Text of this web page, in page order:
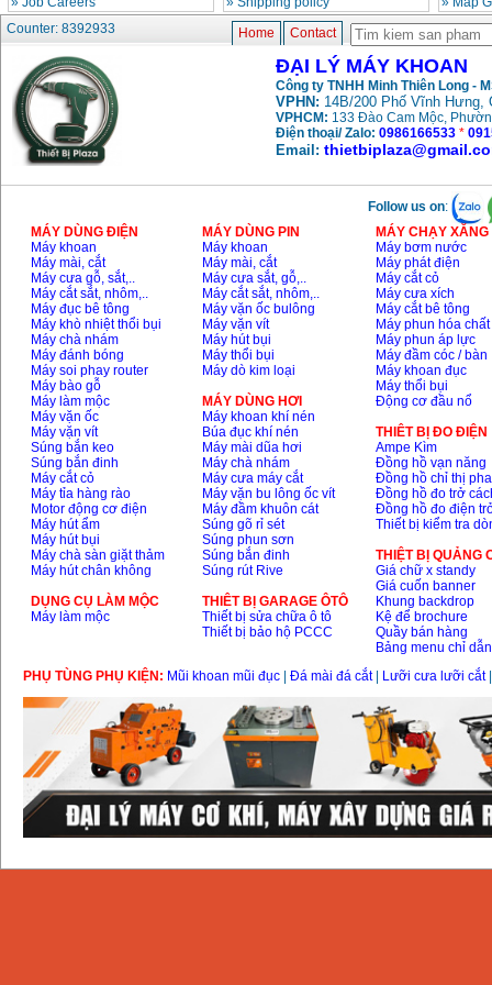
May khoan bua
Makita HP1630
May khoan Bosch
GSB 13RE (650W)
hop giay
Price:
Price :1132000
Bang gia may khoan
Bosch 2024
Price:884000VND
May khoan Bosch
GBH 2-24RE (790W)
Price
Counter: 8392933
Home Contact
ĐẠI LÝ MÁY KHOAN
Công ty TNHH Minh Thiên Long -
VPHN: 14B/200 Phố Vĩnh Hưng,
VPHCM: 133 Đào Cam Mộc,
Điện thoại/ Zalo: 0986166533 *
Email:
Follow us on:
MÁY DÙNG ĐIỆN
Máy khoan
Máy mài, cắt
Máy cưa gỗ, sắt,..
Máy cắt sắt, nhôm,..
Máy đục bê tông
Máy khò nhiệt thổi bụi
Máy chà nhám
Máy đánh bóng
Máy soi phay router
Máy bào gỗ
Máy làm mộc
Máy vặn ốc
Máy vặn vít
Súng bắn keo
Súng bắn đinh
Máy cắt cỏ
Máy tỉa hàng rào
Motor động cơ điện
Máy hút ẩm
Máy hút bụi
Máy chà sàn giặt thảm
Máy hút chân không
DỤNG CỤ LÀM MỘC
Máy làm mộc
MÁY DÙNG PIN
Máy khoan
Máy mài, cắt
Máy cưa sắt, gỗ,..
Máy cắt sắt, nhôm,..
Máy vặn ốc bulông
Máy vặn vít
Máy hút bụi
Máy thổi bụi
Máy dò kim loại
MÁY DÙNG HƠI
Máy khoan khí nén
Búa đục khí nén
Máy mài dũa hơi
Máy chà nhám
Máy cưa máy cắt
Máy vặn bu lông ốc vít
Máy đầm khuôn cát
Súng gõ rỉ sét
Súng phun sơn
Súng bắn đinh
Súng rút Rive
THIÊT BỊ GARAGE ÔTÔ
Thiết bị sửa chữa ô tô
Thiết bị bảo hộ PCCC
MÁY CHẠY
Máy bơm nước
Máy phát điện
Máy cắt cỏ
Máy cưa xích
Máy cắt bê tông
Máy phun hóa chất
Máy phun áp lực
Máy đầm cóc / bàn
Máy khoan đục
Máy thổi bụi
Động cơ đầu nổ
THIÊT BỊ ĐO ĐIỆN
Ampe Kìm
Đồng hồ vạn năng
Đồng hồ chỉ thị pha
Đồng hồ đo trở
Đồng hồ đo điện
Thiết bị kiểm tra
THIỆT BỊ QUẢNG
Giá chữ x standy
Giá cuốn banner
Khung backdrop
Kệ để brochure
Quầy bán hàng
Bảng menu chỉ dẫn
PHỤ TÙNG PHỤ KIỆN: Mũi khoan mũi đục Đá mài đá cắt| Lưỡi cưa lưỡi cắt